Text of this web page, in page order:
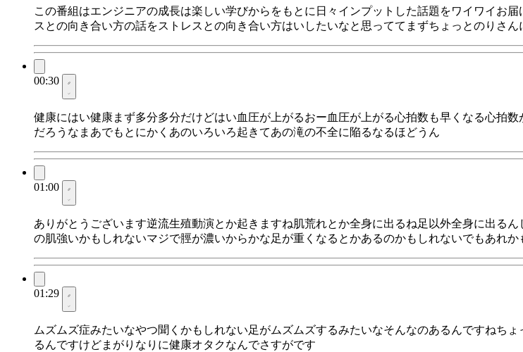
この番組はエンジニアの成長は楽しい学びからをもとに日々インプットした話題をワイワイお
スとの向き合い方の話をストレスとの向き合い方はいしたいなと思っててまずちょっとのりさ
00:30
健康にはい健康まず多分多分だけどはい血圧が上がるおー血圧が上がる心拍数も早くなる心拍
だろうなまあでもとにかくあのいろいろ起きてあの滝の不全に陥るなるほどうん
01:00
ありがとうございます逆流生殖動演とか起きますね肌荒れとか全身に出るね足以外全身に出る
の肌強いかもしれないマジで脛が濃いからかな足が重くなるとかあるのかもしれないでもあれか
01:29
ムズムズ症みたいなやつ聞くかもしれない足がムズムズするみたいなそんなのあるんですねち
るんですけどまがりなりに健康オタクなんでさすがです